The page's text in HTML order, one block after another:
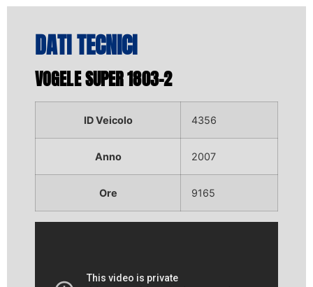
DATI TECNICI
VOGELE SUPER 1803-2
ID Veicolo 4356
Anno 2007
Ore 9165